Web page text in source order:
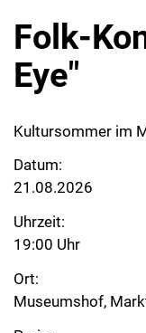
Folk-
Eye"
Kultursommer im
Datum:
21.08.2026
Uhrzeit:
19:00 Uhr
Ort:
Museumshof,